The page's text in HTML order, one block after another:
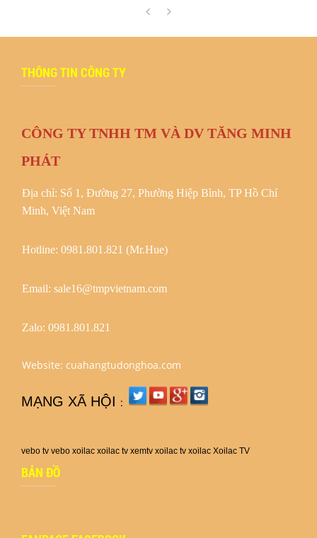
THÔNG TIN CÔNG TY
CÔNG TY TNHH TM VÀ DV TĂNG MINH
PHÁT
Địa chỉ: Số 1, Đường 27, Phường Hiệp Bình, TP Hồ Chí
Minh, Việt Nam
Hotline: 0981.801.821 (Mr.Hue)
Email: sale16@tmpvietnam.com
Zalo: 0981.801.821
Website: cuahangtudonghoa.com
MẠNG XÃ HỘI :
vebo tv vebo xoilac xoilac tv xemtv xoilac tv xoilac Xoilac TV
BẢN ĐỒ